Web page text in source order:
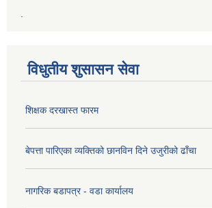
.
विधुतीय शुसासन सेवा
शिक्षक दरखास्त फारम
बेपत्ता पारिएका व्यक्तिको छानविन दिने उजुरीको ढाँचा
नागरिक बडापत्र - वडा कार्यालय